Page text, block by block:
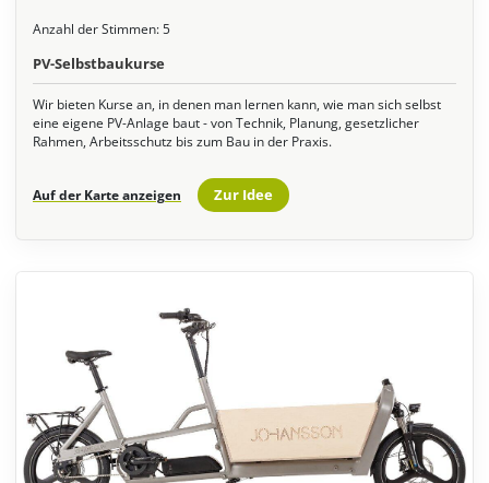
Anzahl der Stimmen: 5
PV-Selbstbaukurse
Wir bieten Kurse an, in denen man lernen kann, wie man sich selbst
eine eigene PV-Anlage baut - von Technik, Planung, gesetzlicher
Rahmen, Arbeitsschutz bis zum Bau in der Praxis.
Auf der Karte anzeigen Zur Idee